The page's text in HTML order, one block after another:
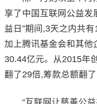
享了中国互联网公益发
益日”期间,3天之内共
加上腾讯基金会和其他
30.44亿元。从2015年
翻了29倍,筹款总额翻了
“互联网让慈善公益